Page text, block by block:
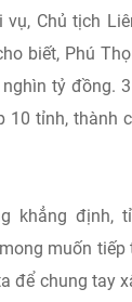
vụ, Chủ tịch
biết, Phú
tỷ đồng.
10 tỉnh, thành
khẳng định,
muốn
để chung tay